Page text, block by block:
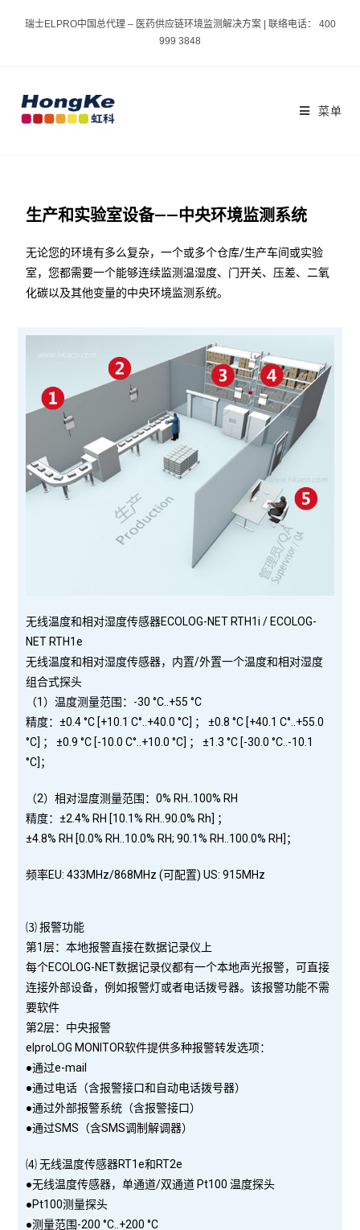
瑞士ELPRO中国总代理 – 医药供应链环境监测解决方案 | 联络电话： 400
999 3848
菜单
生产和实验室设备——中央环境监测系统
无论您的环境有多么复杂，一个或多个仓库/生产车间或实验
室，您都需要一个能够连续监测温湿度、门开关、压差、二氧
化碳以及其他变量的中央环境监测系统。
无线温度和相对湿度传感器ECOLOG-NET RTH1i / ECOLOG-
NET RTH1e
无线温度和相对湿度传感器，内置/外置一个温度和相对湿度
组合式探头
（1）温度测量范围：-30 °C..+55 °C
精度：±0.4 °C [+10.1 C°..+40.0 °C] ； ±0.8 °C [+40.1 C°..+55.0
°C] ； ±0.9 °C [-10.0 C°..+10.0 °C] ； ±1.3 °C [-30.0 °C..-10.1
°C]；
（2）相对湿度测量范围：0% RH..100% RH
精度：±2.4% RH [10.1% RH..90.0% Rh] ；
±4.8% RH [0.0% RH..10.0% RH; 90.1% RH..100.0% RH]；
频率EU: 433MHz/868MHz (可配置) US: 915MHz
⑶ 报警功能
第1层：本地报警直接在数据记录仪上
每个ECOLOG-NET数据记录仪都有一个本地声光报警，可直接
连接外部设备，例如报警灯或者电话拨号器。该报警功能不需
要软件
第2层：中央报警
elproLOG MONITOR软件提供多种报警转发选项：
●通过e-mail
●通过电话（含报警接口和自动电话拨号器）
●通过外部报警系统（含报警接口）
●通过SMS（含SMS调制解调器）
⑷ 无线温度传感器RT1e和RT2e
●无线温度传感器，单通道/双通道 Pt100 温度探头
●Pt100测量探头
●测量范围-200 °C..+200 °C